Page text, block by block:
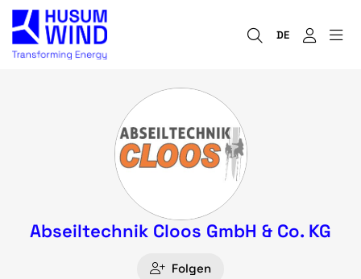
DE
Abseiltechnik Cloos GmbH & Co. KG
Folgen